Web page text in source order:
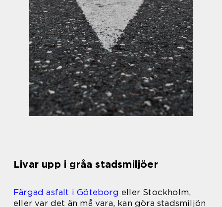
Livar upp i gråa stadsmiljöer
Färgad asfalt i Göteborg eller Stockholm,
eller var det än må vara, kan göra stadsmiljön